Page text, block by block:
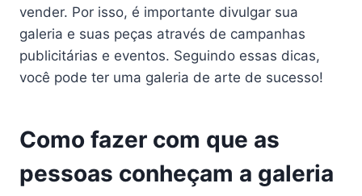
vender. Por isso, é importante divulgar sua
galeria e suas peças através de campanhas
publicitárias e eventos. Seguindo essas dicas,
você pode ter uma galeria de arte de sucesso!
Como fazer com que as
pessoas conheçam a galeria